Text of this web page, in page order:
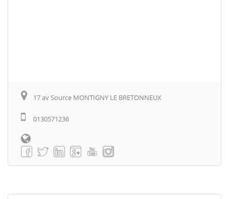
17 av Source MONTIGNY LE BRETONNEUX
0130571236